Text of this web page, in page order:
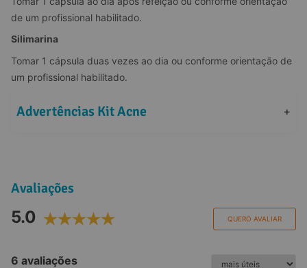
de um profissional habilitado.
Silimarina
Tomar 1 cápsula duas vezes ao dia ou conforme orientação de
um profissional habilitado.
Advertências Kit Acne +
Avaliações
5.0 QUERO AVALIAR
6 avaliações